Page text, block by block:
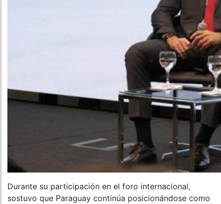
Durante su participación en el foro internacional,
sostuvo que Paraguay continúa posicionándose como